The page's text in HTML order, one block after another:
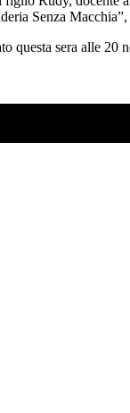
Senza
questa sera alle